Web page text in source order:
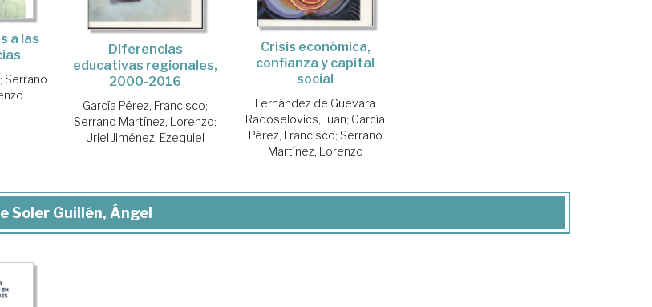
a las
; Serrano
Diferencias
educativas regionales,
2000-2016
García Pérez, Francisco;
Serrano Martínez, Lorenzo;
Uriel Jiménez, Ezequiel
Crisis económica,
confianza y capital
social
Fernández de Guevara
Radoselovics, Juan; García
Pérez, Francisco; Serrano
Martínez, Lorenzo
Soler Guillén, Ángel